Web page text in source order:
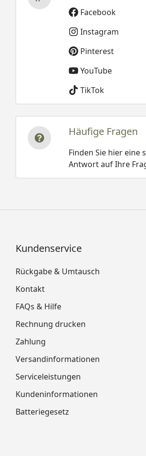
Facebook
Instagram
Pinterest
YouTube
TikTok
Häufige Fragen
Finden Sie hier eine
Antwort auf Ihre
Kundenservice
Rückgabe & Umtausch
Kontakt
FAQs & Hilfe
Rechnung drucken
Zahlung
Versandinformationen
Serviceleistungen
Kundeninformationen
Batteriegesetz